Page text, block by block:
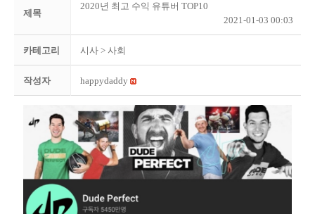
제목
2020년 최고 수익 유튜버 TOP10
2021-01-03 00:03
카테고리 시사 > 사회
작성자 happydaddy